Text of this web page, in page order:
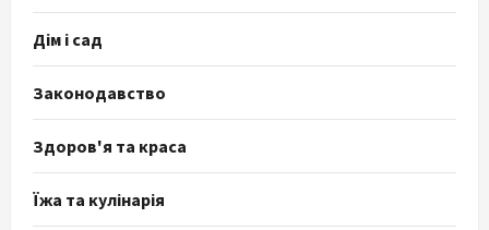
Дім і сад
Законодавство
Здоров'я та краса
Їжа та кулінарія